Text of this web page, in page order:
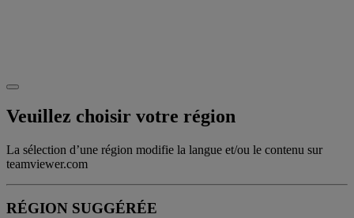
Veuillez choisir votre région
La sélection d’une région modifie la langue et/ou le contenu sur
teamviewer.com
RÉGION SUGGÉRÉE